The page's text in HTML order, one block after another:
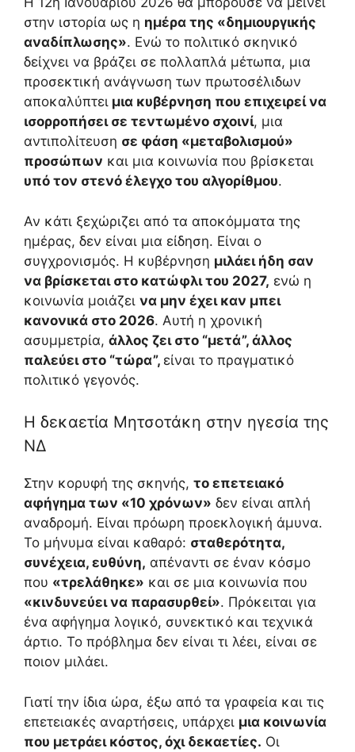
στην ιστορία ως η ημέρα της «δημιουργικής
αναδίπλωσης». Ενώ το πολιτικό σκηνικό
δείχνει να βράζει σε πολλαπλά μέτωπα, μια
προσεκτική ανάγνωση των πρωτοσέλιδων
αποκαλύπτει μια κυβέρνηση που επιχειρεί να
ισορροπήσει σε τεντωμένο σχοινί, μια
αντιπολίτευση σε φάση «μεταβολισμού»
προσώπων και μια κοινωνία που βρίσκεται
υπό τον στενό έλεγχο του αλγορίθμου.
Αν κάτι ξεχώριζει από τα αποκόμματα της
ημέρας, δεν είναι μια είδηση. Είναι ο
συγχρονισμός. Η κυβέρνηση μιλάει ήδη σαν
να βρίσκεται στο κατώφλι του 2027, ενώ η
κοινωνία μοιάζει να μην έχει καν μπει
κανονικά στο 2026. Αυτή η χρονική
ασυμμετρία, άλλος ζει στο “μετά”, άλλος
παλεύει στο “τώρα”, είναι το πραγματικό
πολιτικό γεγονός.
Η δεκαετία Μητσοτάκη στην ηγεσία της
ΝΔ
Στην κορυφή της σκηνής, το επετειακό
αφήγημα των «10 χρόνων» δεν είναι απλή
αναδρομή. Είναι πρόωρη προεκλογική άμυνα.
Το μήνυμα είναι καθαρό: σταθερότητα,
συνέχεια, ευθύνη, απέναντι σε έναν κόσμο
που «τρελάθηκε» και σε μια κοινωνία που
«κινδυνεύει να παρασυρθεί». Πρόκειται για
ένα αφήγημα λογικό, συνεκτικό και τεχνικά
άρτιο. Το πρόβλημα δεν είναι τι λέει, είναι σε
ποιον μιλάει.
Γιατί την ίδια ώρα, έξω από τα γραφεία και τις
επετειακές αναρτήσεις, υπάρχει μια κοινωνία
που μετράει κόστος, όχι δεκαετίες. Οι